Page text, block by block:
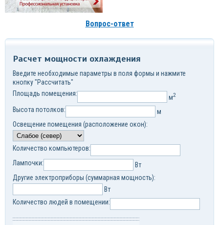
Вопрос-ответ
Расчет мощности охлаждения
Введите необходимые параметры в поля формы и нажмите
кнопку "Рассчитать"
Площадь помещения:
м2
Высота потолков:
м
Освещение помещения (расположение окон):
Количество компьютеров:
Лампочки:
Вт
Другие электроприборы (суммарная мощность):
Вт
Количество людей в помещении: